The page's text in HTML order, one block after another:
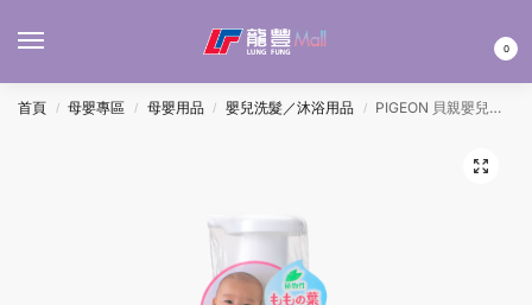
0
首頁 / 母嬰專區 / 母嬰用品 / 嬰兒洗髮／沐浴用品 / PIGEON 貝親嬰兒保濕沐浴泡泡-桃葉 450ML